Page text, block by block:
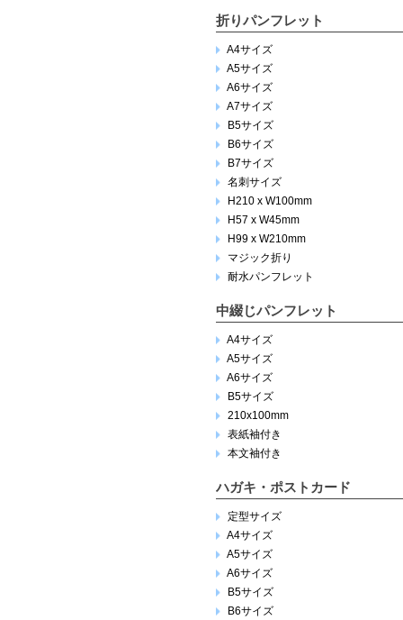
折りパンフレット
A4サイズ
A5サイズ
A6サイズ
A7サイズ
B5サイズ
B6サイズ
B7サイズ
名刺サイズ
H210 x W100mm
H57 x W45mm
H99 x W210mm
マジック折り
耐水パンフレット
中綴じパンフレット
A4サイズ
A5サイズ
A6サイズ
B5サイズ
210x100mm
表紙袖付き
本文袖付き
ハガキ・ポストカード
定型サイズ
A4サイズ
A5サイズ
A6サイズ
B5サイズ
B6サイズ